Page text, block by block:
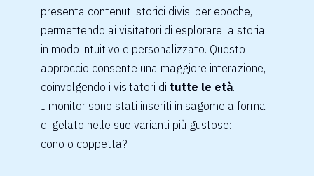
presenta contenuti storici divisi per epoche,
permettendo ai visitatori di esplorare la storia
in modo intuitivo e personalizzato. Questo
approccio consente una maggiore interazione,
coinvolgendo i visitatori di tutte le età.
I monitor sono stati inseriti in sagome a forma
di gelato nelle sue varianti più gustose:
cono o coppetta?